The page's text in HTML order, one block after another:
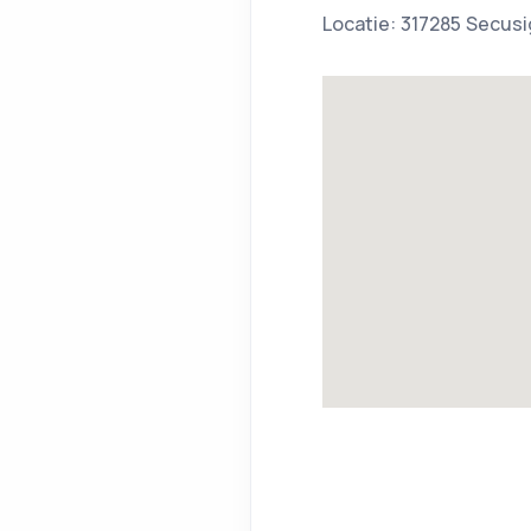
Locatie: 317285